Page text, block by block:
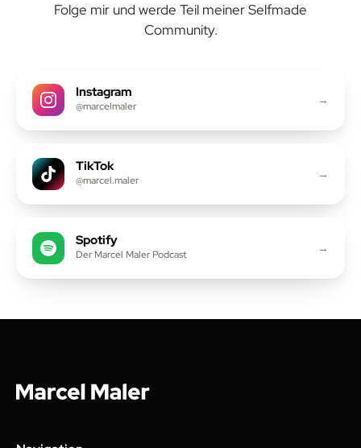
Folge mir und werde Teil meiner Selfmade
Community.
Instagram
@marcelmaler →
TikTok
@marcel.maler →
Spotify
Der Marcel Maler Podcast →